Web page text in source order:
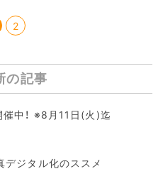
2
の記事
中！ ※8月11日(火)迄
デジタル化のススメ